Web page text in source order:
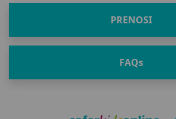
PRENOSI
FAQs